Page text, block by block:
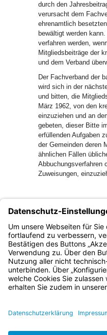
durch den
verursacht dem
ehrenamtlich
bewältigt werden
verfahren werden,
Mitgliedsbeiträge der
und dem Verband
Der Fachverband der
wird sich in der
und bitten, die
März 1962, von den
einzuziehen und an
gebeten, dieser Bitte
erfüllenden Aufgaben
der Gemeinden deren
ähnlichen Fällen
Abbuchungsverfahren
Zuweisungen,
MABl
Bayern.de
BayernPortal
Impressum